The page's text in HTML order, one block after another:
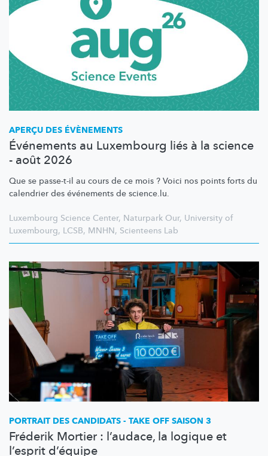
APERÇU DES ÉVÈNEMENTS
Événements au Luxembourg liés à la science
- août 2026
Que se passe-t-il au cours de ce mois ? Voici nos points forts du
calendrier des événements de science.lu.
Luxembourg Science Center, Naturpark Our, University of
Luxembourg, LCSB, MNHN, Scienteens Lab
PORTRAIT DES CANDIDATS - TAKE OFF SAISON 3
Fréderik Mortier : l’audace, la logique et
l’esprit d’équipe